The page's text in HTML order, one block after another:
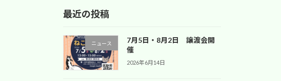
最近の投稿
ニュース
7月5日・8月2日 譲渡会開
催
2026年6月14日